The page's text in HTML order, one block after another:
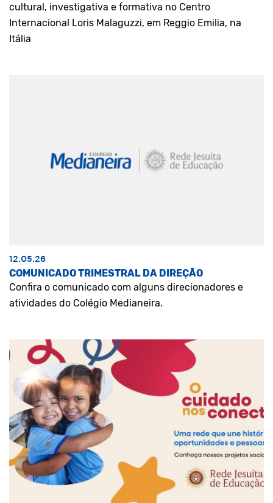
cultural, investigativa e formativa no Centro
Internacional Loris Malaguzzi, em Reggio Emilia, na
Itália
12.05.26
COMUNICADO TRIMESTRAL DA DIREÇÃO
Confira o comunicado com alguns direcionadores e
atividades do Colégio Medianeira.